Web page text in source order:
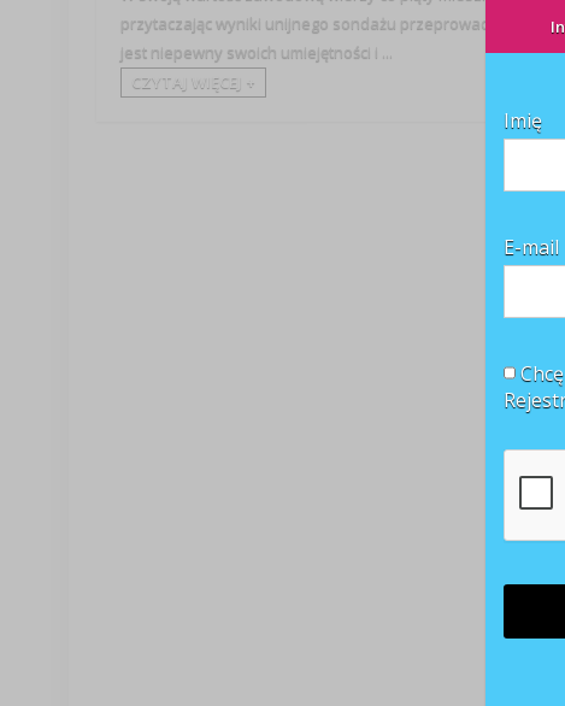
przytaczając wyniki unijnego sondażu przeprowadzonego
jest niepewny swoich umiejętności i ...
CZYTAJ WIĘCEJ +
Imię
E-mail